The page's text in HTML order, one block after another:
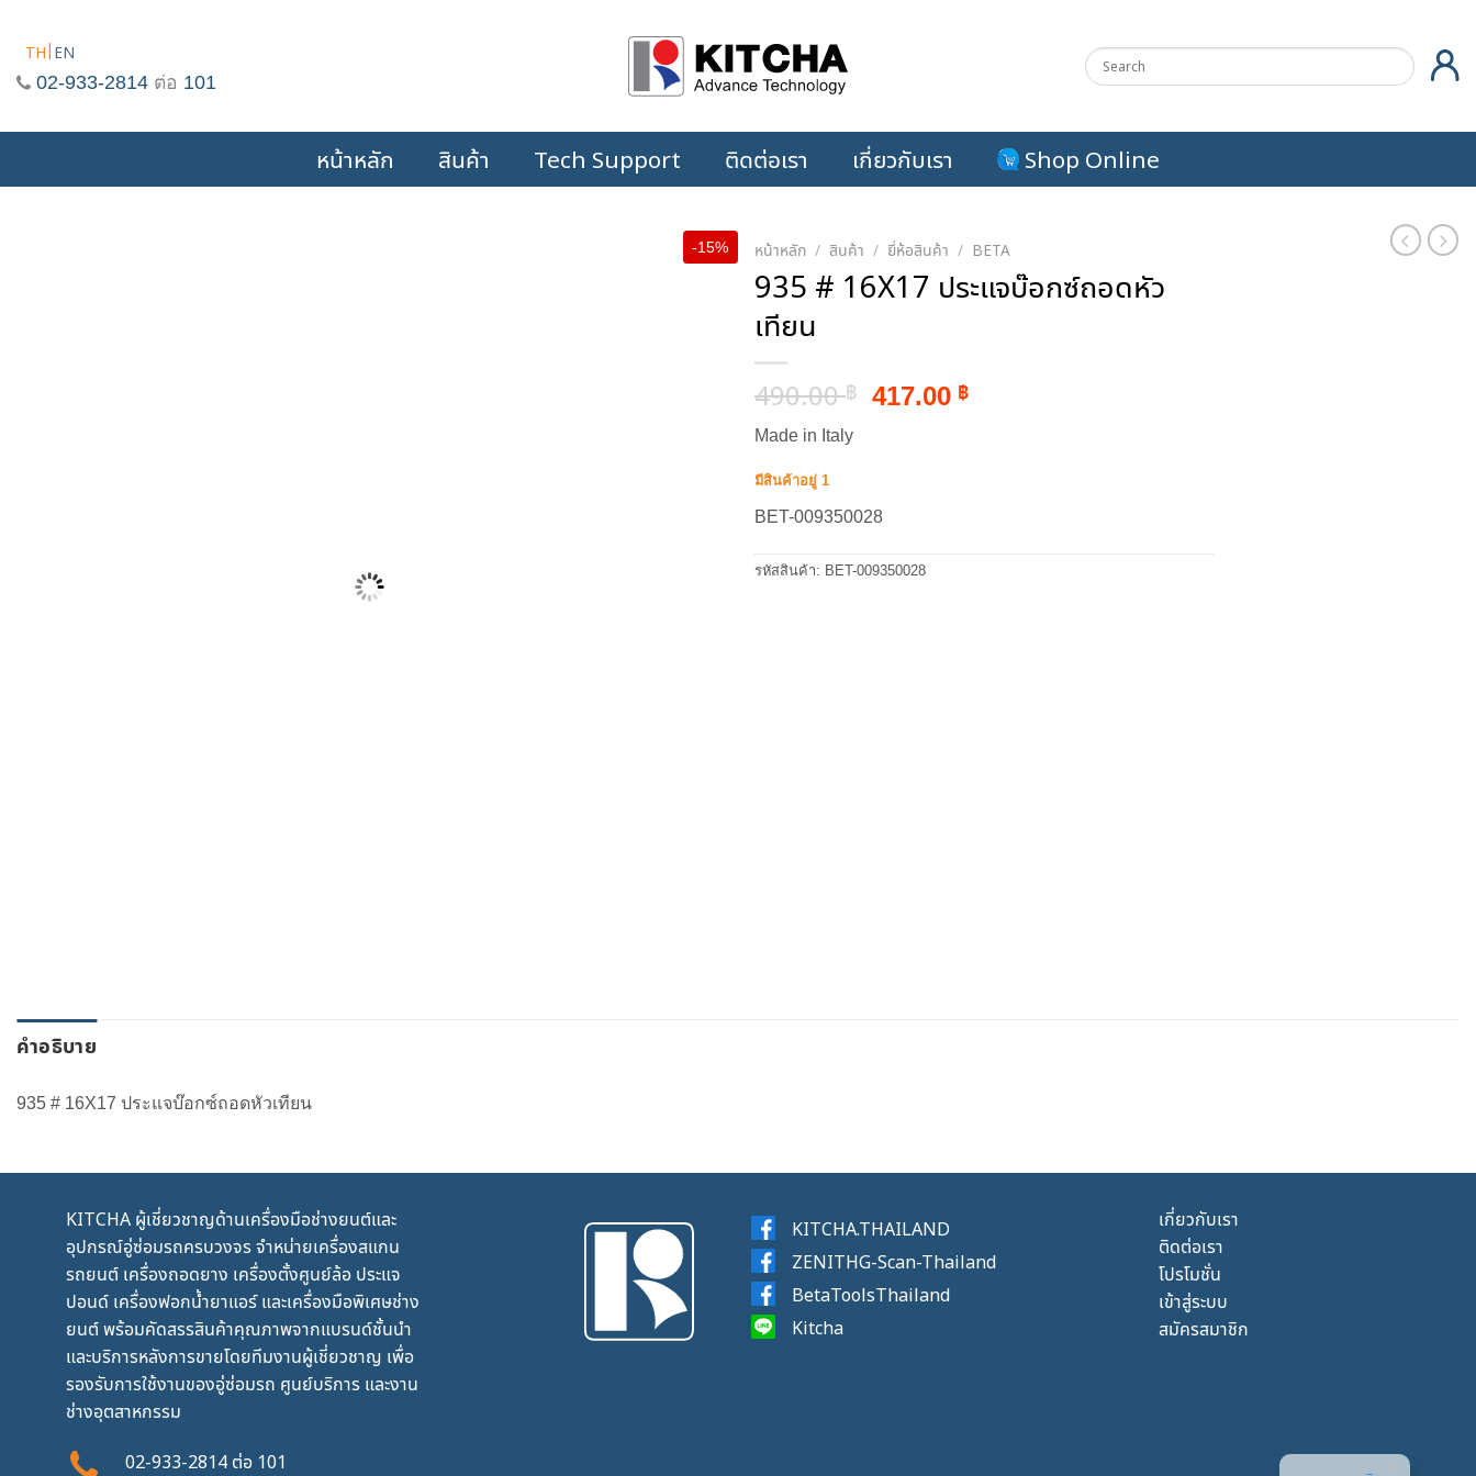
TH EN
02-933-2814 ต่อ 101
หน้าหลัก สินค้า Tech Support ติดต่อเรา เกี่ยวกับเรา Shop Online
-15% หน้าหลัก / สินค้า / ยี่ห้อสินค้า / BETA
935 # 16X17 ประแจบ๊อกซ์ถอดหัว
เทียน
490.00฿ Original
417.00 ฿Current
Made in Italy
มีสินค้าอยู่ 1
BET-009350028
รหัสสินค้า: BET-009350028
คำอธิบาย
935 # 16X17 ประแจบ๊อกซ์ถอดหัวเทียน
KITCHA ผู้เชี่ยวชาญด้านเครื่องมือช่างยนต์และ
อุปกรณ์อู่ซ่อมรถครบวงจร จำหน่ายเครื่องสแกน
รถยนต์ เครื่องถอดยาง เครื่องตั้งศูนย์ล้อ ประแจ
ปอนด์ เครื่องฟอกน้ำยาแอร์ และเครื่องมือพิเศษช่าง
ยนต์ พร้อมคัดสรรสินค้าคุณภาพจากแบรนด์ชั้นนำ
และบริการหลังการขายโดยทีมงานผู้เชี่ยวชาญ เพื่อ
รองรับการใช้งานของอู่ซ่อมรถ ศูนย์บริการ และงาน
ช่างอุตสาหกรรม
02-933-2814 ต่อ101
KITCHA.THAILAND
ZENITHG-Scan-Thailand
BetaToolsThailand
Kitcha
เกี่ยวกับเรา
ติดต่อเรา
โปรโมชั่น
เข้าสู่ระบบ
สมัครสมาชิก